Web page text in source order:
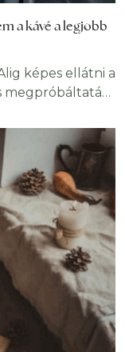
a kávé a legjobb
képes ellátni a
megpróbáltatást
A tavaszi
de nem
inthet
elkövet a